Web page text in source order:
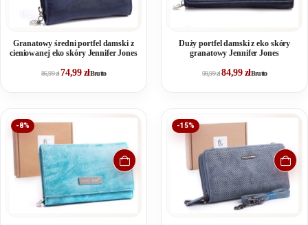
Granatowy średni portfel damski z
cieniowanej eko skóry Jennifer Jones
86,99zł74,99 złBrutto
Duży portfel damski z eko skóry
granatowy Jennifer Jones
99,99zł84,99 złBrutto
-8% -15%